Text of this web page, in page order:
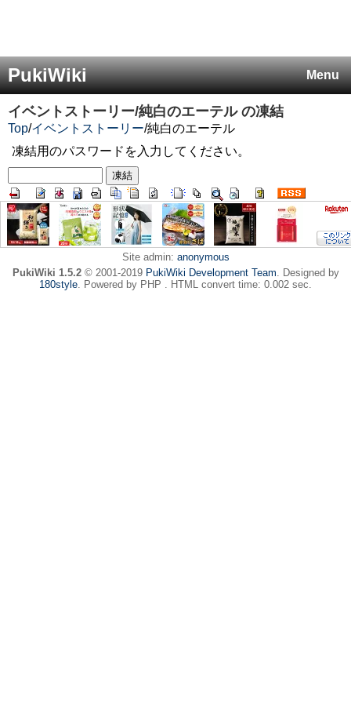
Menu
PukiWiki
イベントストーリー/純白のエーテルの凍結
Top/イベントストーリー/純白のエーテル
凍結用のパスワードを入力してください。
Site admin: anonymous
PukiWiki 1.5.2© 2001-2019 PukiWiki Development Team. Designed by
180style. Powered by PHP . HTML convert time: 0.002 sec.